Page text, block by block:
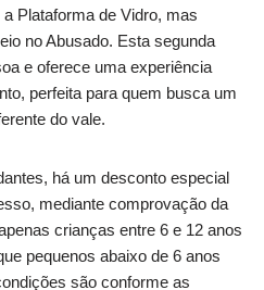
Plataforma de Vidro, mas
no Abusado. Esta segunda
e oferece uma experiência
perfeita para quem busca um
do vale.
há um desconto especial
mediante comprovação da
crianças entre 6 e 12 anos
pequenos abaixo de 6 anos
são conforme as